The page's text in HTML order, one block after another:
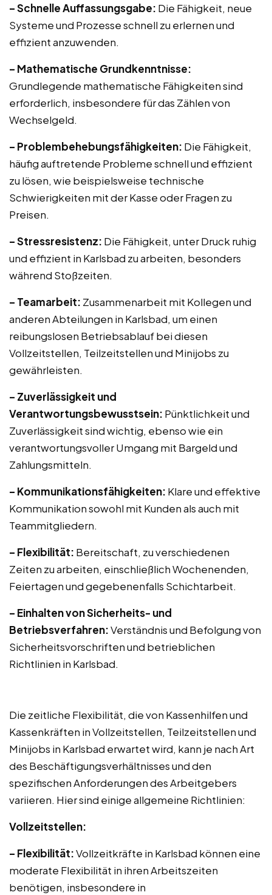
– Schnelle Auffassungsgabe: Die Fähigkeit, neue
Systeme und Prozesse schnell zu erlernen und
effizient anzuwenden.
– Mathematische Grundkenntnisse:
Grundlegende mathematische Fähigkeiten sind
erforderlich, insbesondere für das Zählen von
Wechselgeld.
– Problembehebungsfähigkeiten: Die Fähigkeit,
häufig auftretende Probleme schnell und effizient
zu lösen, wie beispielsweise technische
Schwierigkeiten mit der Kasse oder Fragen zu
Preisen.
– Stressresistenz: Die Fähigkeit, unter Druck ruhig
und effizient in Karlsbad zu arbeiten, besonders
während Stoßzeiten.
– Teamarbeit: Zusammenarbeit mit Kollegen und
anderen Abteilungen in Karlsbad, um einen
reibungslosen Betriebsablauf bei diesen
Vollzeitstellen, Teilzeitstellen und Minijobs zu
gewährleisten.
– Zuverlässigkeit und
Verantwortungsbewusstsein: Pünktlichkeit und
Zuverlässigkeit sind wichtig, ebenso wie ein
verantwortungsvoller Umgang mit Bargeld und
Zahlungsmitteln.
– Kommunikationsfähigkeiten: Klare und effektive
Kommunikation sowohl mit Kunden als auch mit
Teammitgliedern.
– Flexibilität: Bereitschaft, zu verschiedenen
Zeiten zu arbeiten, einschließlich Wochenenden,
Feiertagen und gegebenenfalls Schichtarbeit.
– Einhalten von Sicherheits- und
Betriebsverfahren:Verständnis und Befolgung von
Sicherheitsvorschriften und betrieblichen
Richtlinien in Karlsbad.
Die zeitliche Flexibilität, die von Kassenhilfen und
Kassenkräften in Vollzeitstellen, Teilzeitstellen und
Minijobs in Karlsbad erwartet wird, kann je nach Art
des Beschäftigungsverhältnisses und den
spezifischen Anforderungen des Arbeitgebers
variieren. Hier sind einige allgemeine Richtlinien:
Vollzeitstellen:
– Flexibilität:Vollzeitkräfte in Karlsbad können eine
moderate Flexibilität in ihren Arbeitszeiten
benötigen, insbesondere in